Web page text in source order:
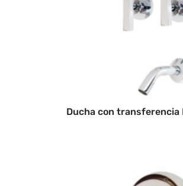
Ducha con transferencia